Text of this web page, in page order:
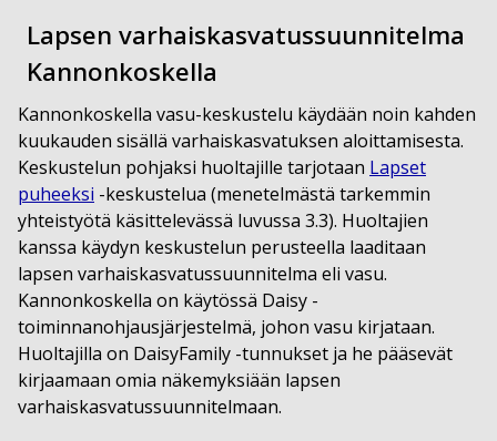
Lapsen varhaiskasvatussuunnitelma
Kannonkoskella
Kannonkoskella vasu-keskustelu käydään noin kahden
kuukauden sisällä varhaiskasvatuksen aloittamisesta.
Keskustelun pohjaksi huoltajille tarjotaan Lapset
puheeksi -keskustelua (menetelmästä tarkemmin
yhteistyötä käsittelevässä luvussa 3.3). Huoltajien
kanssa käydyn keskustelun perusteella laaditaan
lapsen varhaiskasvatussuunnitelma eli vasu.
Kannonkoskella on käytössä Daisy -
toiminnanohjausjärjestelmä, johon vasu kirjataan.
Huoltajilla on DaisyFamily -tunnukset ja he pääsevät
kirjaamaan omia näkemyksiään lapsen
varhaiskasvatussuunnitelmaan.